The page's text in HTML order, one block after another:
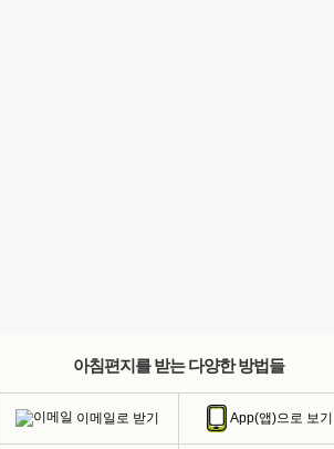
아침편지를 받는 다양한 방법들
이메일로 받기 App(앱)으로 보기